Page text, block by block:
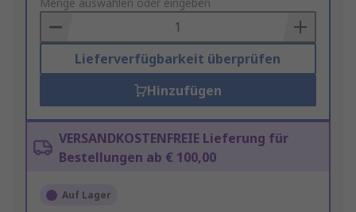
to
Basket
Menge auswählen oder eingeben
Lieferverfügbarkeit überprüfen
Hinzufügen
VERSANDKOSTENFREIE Lieferung für
Bestellungen ab € 100,00
Auf Lager